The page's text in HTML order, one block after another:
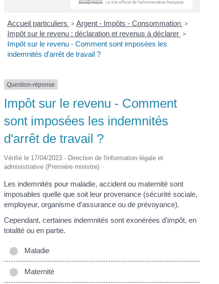
Accueil particuliers > Argent - Impôts - Consommation >
Impôt sur le revenu : déclaration et revenus à déclarer >
Impôt sur le revenu - Comment sont imposées les
indemnités d'arrêt de travail ?
Question-réponse
Impôt sur le revenu - Comment
sont imposées les indemnités
d'arrêt de travail ?
Vérifié le 17/04/2023 - Direction de l'information légale et
administrative (Première ministre)
Les indemnités pour maladie, accident ou maternité sont
imposables quelle que soit leur provenance (sécurité sociale,
employeur, organisme d'assurance ou de prévoyance).
Cependant, certaines indemnités sont exonérées d'impôt, en
totalité ou en partie.
Maladie
Maternité